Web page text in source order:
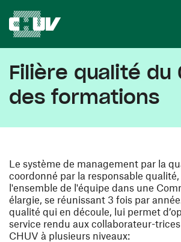
Filière qualité du
des formations
Le système de management par la
coordonné par la responsable
l'ensemble de l'équipe dans une
élargie, se réunissant 3 fois par
qualité qui en découle, lui permet
service rendu aux collaborateur-
CHUV à plusieurs niveaux: